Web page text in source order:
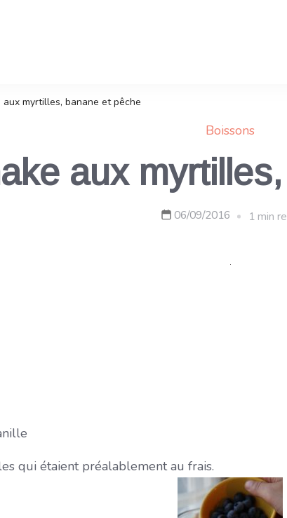
aux myrtilles, banane et pêche
Boissons
aux
06/09/2016 1 min
qui étaient préalablement au frais.